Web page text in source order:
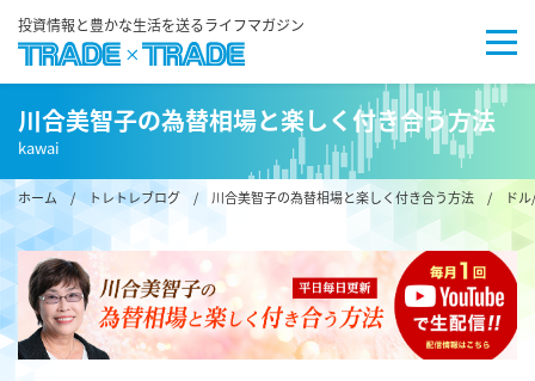
投資情報と豊かな生活を送るライフマガジン
川合美智子の為替相場と楽しく付き合う方法
kawai
ホーム/ トレトレブログ / 川合美智子の為替相場と楽しく付き合う方法 / ドル/